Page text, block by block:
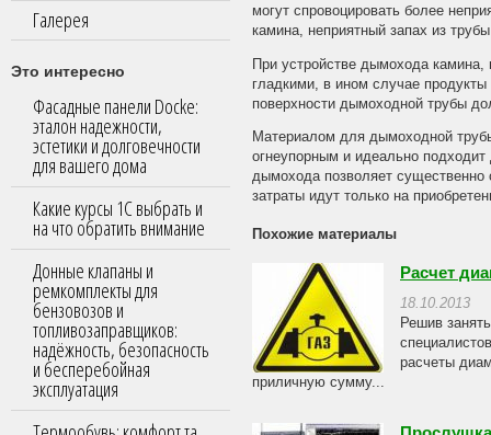
Галерея
Это интересно
Фасадные панели Docke:
эталон надежности,
эстетики и долговечности
для вашего дома
Какие курсы 1С выбрать и
на что обратить внимание
Донные клапаны и
ремкомплекты для
бензовозов и
топливозаправщиков:
надёжность, безопасность
и бесперебойная
эксплуатация
могут спровоцировать более
камина, неприятный запах из
При устройстве дымохода камина,
гладкими, в ином случае
поверхности дымоходной трубы
Материалом для дымоходной
огнеупорным и идеально
дымохода позволяет существенно
затраты идут только на
Похожие материалы
Расчет
18.10.2013
Решив
расчеты
приличную сумму...